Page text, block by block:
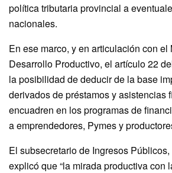
política tributaria provincial a
nacionales.
En ese marco, y en articulación con el
Desarrollo Productivo, el artículo 22
la posibilidad de deducir de la base
derivados de préstamos y asistencias
encuadren en los programas de
a emprendedores, Pymes y
El subsecretario de Ingresos
explicó que “la mirada productiva con